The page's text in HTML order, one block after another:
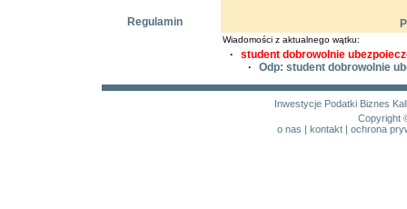
Regulamin
Wiadomości z aktualnego wątku:
·
student dobrowolnie
·
Odp: student dobrowolnie
Inwestycje Podatki Biznes
Copyright
o nas | kontakt| ochrona